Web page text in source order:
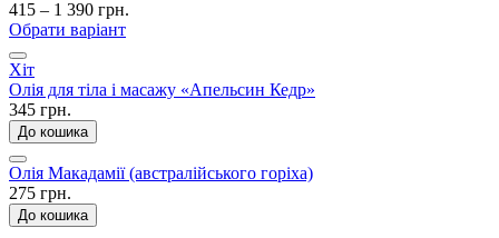
415 – 1 390 грн.
Обрати варіант
Хіт
Олія для тіла і масажу «Апельсин Кедр»
345 грн.
До кошика
Олія Макадамії (австралійського горіха)
275 грн.
До кошика